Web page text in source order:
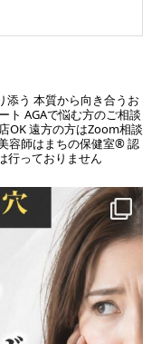
添う 本質から向き合うお
ト AGAで悩む方のご相談
OK遠方の方はZoom相談
容師はまちの保健室®︎ 認
行っておりません